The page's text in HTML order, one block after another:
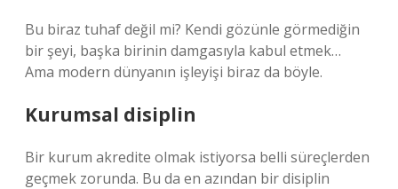
Bu biraz tuhaf değil mi? Kendi gözünle görmediğin
bir şeyi, başka birinin damgasıyla kabul etmek…
Ama modern dünyanın işleyişi biraz da böyle.
Kurumsal disiplin
Bir kurum akredite olmak istiyorsa belli süreçlerden
geçmek zorunda. Bu da en azından bir disiplin